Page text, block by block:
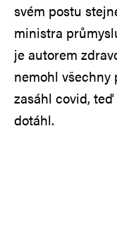
svém postu
ministra
je autorem
nemohl všechny
zasáhl covid,
dotáhl.